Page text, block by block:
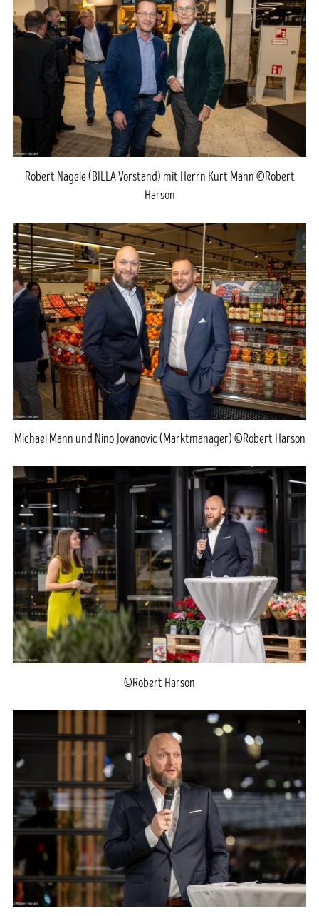
Robert Nagele (BILLA Vorstand) mit Herrn Kurt Mann ©Robert
Harson
Michael Mann und Nino Jovanovic (Marktmanager) ©Robert Harson
©Robert Harson